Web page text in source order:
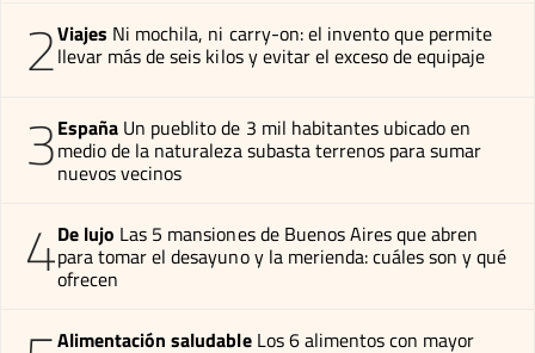
2Viajes Ni mochila, ni carry-on: el invento que permite
llevar más de seis kilos y evitar el exceso de equipaje
3España Un pueblito de 3 mil habitantes ubicado en
medio de la naturaleza subasta terrenos para sumar
nuevos vecinos
4De lujo Las 5 mansiones de Buenos Aires que abren
para tomar el desayuno y la merienda: cuáles son y qué
ofrecen
Alimentación saludable Los 6 alimentos con mayor